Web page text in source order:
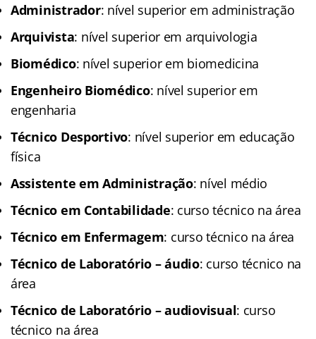
Administrador: nível superior em administração
Arquivista: nível superior em arquivologia
Biomédico: nível superior em biomedicina
Engenheiro Biomédico: nível superior em
engenharia
Técnico Desportivo: nível superior em educação
física
Assistente em Administração: nível médio
Técnico em Contabilidade: curso técnico na área
Técnico em Enfermagem: curso técnico na área
Técnico de Laboratório – áudio: curso técnico na
área
Técnico de Laboratório – audiovisual: curso
técnico na área